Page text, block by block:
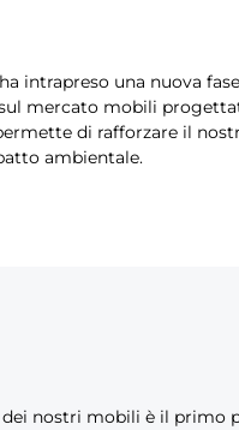
ha intrapreso una nuova
mercato mobili
di rafforzare il
ambientale.
nostri mobili è il primo